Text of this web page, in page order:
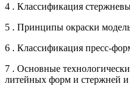
4 . Классификация
5 . Принципы окраски
6 . Классификация пресс-
7 . Основные
литейных форм и стержней и